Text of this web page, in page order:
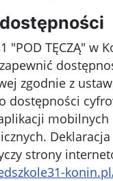
"POD TĘCZĄ" w
zgodnie z
dostępności
mobilnych
Deklaracja
strony